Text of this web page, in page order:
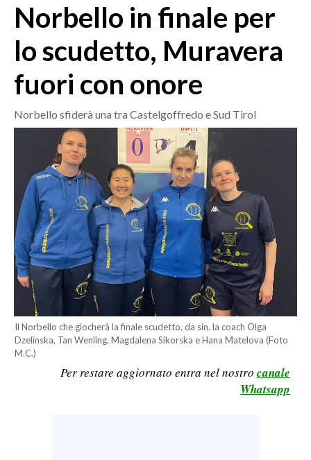
ORISTANO E PROVINCIA
GALLURA
NUORO E PROVINCIA
OGLIASTRA
AGENDA
CRONACA
ITALIA
MONDO
POLITICA
ECONOMIA
SERVIZI ALLE IMPRESE
LAVORO
BANDI
SPORT IN SARDEGNA
Norbello in finale per
lo scudetto, Muravera
fuori con onore
Norbello sfiderà una tra Castelgoffredo e Sud Tirol
Il Norbello che giocherà la finale scudetto, da sin. la coach Olga
Dzelinska, Tan Wenling, Magdalena Sikorska e Hana Matelova (Foto
M.C.)
Per restare aggiornato entra nel nostro canale
Whatsapp